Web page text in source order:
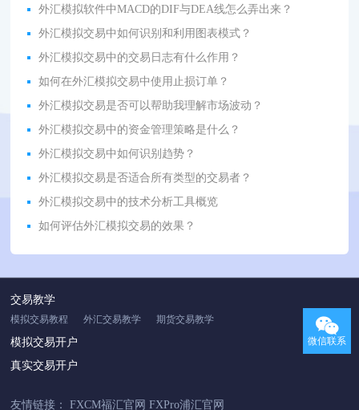
外汇模拟软件中MACD的DIF与DEA线怎么弄出来？
外汇模拟交易中如何识别和利用图表模式？
外汇模拟交易中的交易日志有什么作用？
如何在外汇模拟交易中使用止损订单？
外汇模拟交易是否可以帮助我理解市场波动？
外汇模拟交易中的资金管理策略是什么？
外汇模拟交易中如何识别趋势？
外汇模拟交易是否适合所有类型的交易者？
外汇模拟交易中的技术分析工具概览
如何评估外汇模拟交易的效果？
交易教学
模拟交易教程 外汇交易教学 期货交易教学
模拟交易开户
真实交易开户
友情链接：FXCM福汇官网 FXPro浦汇官网
微信联系